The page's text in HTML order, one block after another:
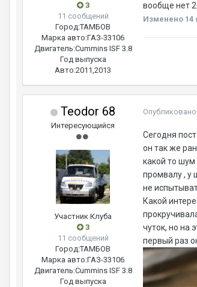
3
11 сообщений
Город:ТАМБОВ
Марка авто:ГАЗ-33106
Двигатель:Cummins ISF 3.8
Год выпуска
Авто:2011,2013
вообще нет
Изменено 14
Teodor 68
Интересующийся
Участник Клуба
3
11 сообщений
Город:ТАМБОВ
Марка авто:ГАЗ-33106
Двигатель:Cummins ISF 3.8
Год выпуска
Опубликовано
Сегодня
он так же
какой то шум
промвалу , у
не
Какой
чуток, но на
первый раз